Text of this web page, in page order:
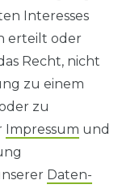
Interesses
erteilt oder
Recht, nicht
zu einem
zu
Impressum und
Daten­